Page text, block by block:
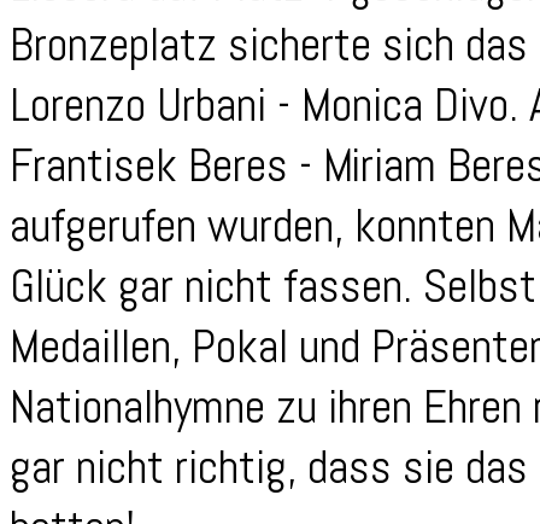
Bronzeplatz sicherte sich
Lorenzo Urbani - Monica
Frantisek Beres - Miriam
aufgerufen wurden, konnten
Glück gar nicht fassen.
Medaillen, Pokal und
Nationalhymne zu ihren
gar nicht richtig, dass sie